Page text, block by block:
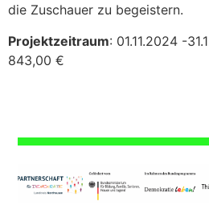
die Zuschauer zu begeistern.
Projektzeitraum: 01.11.2024 -
843,00 €